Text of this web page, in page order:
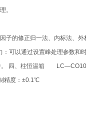
。
子的修正归一法、内标法
以通过设置峰处理参数
。 四、柱恒温箱
度：±0.1℃